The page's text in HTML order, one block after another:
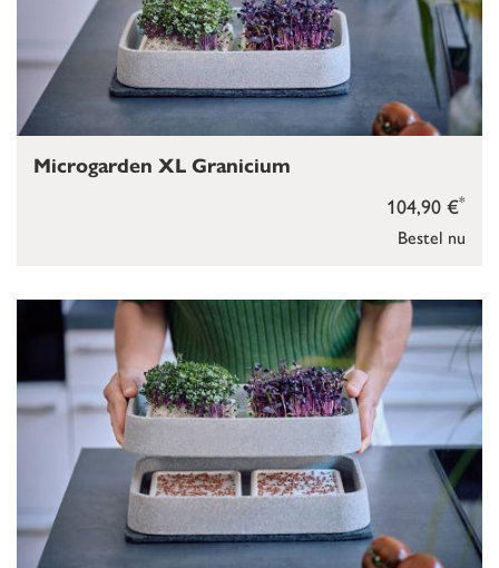
Bestel nu
104,90 €*
Microgarden XL Granicium